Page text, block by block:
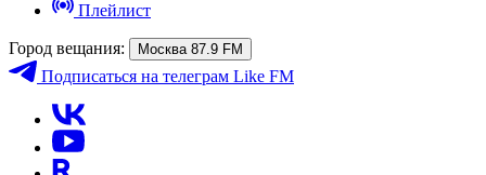
Плейлист
Город вещания: Москва 87.9 FM
Подписаться на телеграм Like FM